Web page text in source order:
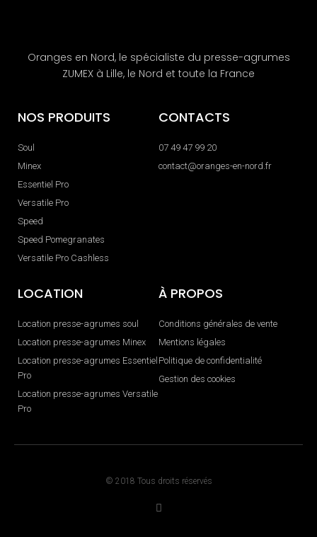
Oranges en Nord, le spécialiste du presse-agrumes
ZUMEX à Lille, le Nord et toute la France
NOS PRODUITS
Soul
Minex
Essentiel Pro
Versatile Pro
Speed
Speed Pomegranates
Versatile Pro Cashless
CONTACTS
07 49 47 99 20
contact@oranges-en-nord.fr
LOCATION
Location presse-agrumes soul
Location presse-agrumes Minex
Location presse-agrumes Essentiel
Pro
Location presse-agrumes Versatile
Pro
À PROPOS
Conditions générales de vente
Mentions légales
Politique de confidentialité
Gestion des cookies
© 2018 Tous droits réservés